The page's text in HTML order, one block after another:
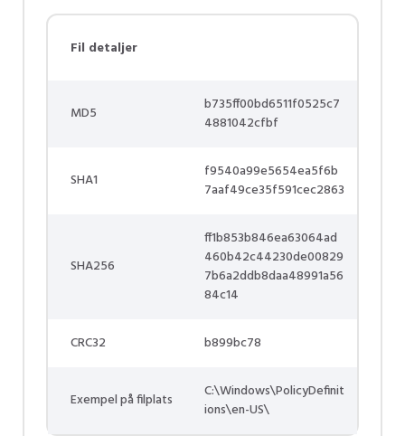
Fil detaljer
MD5
b735ff00bd6511f0525c7
4881042cfbf
SHA1
f9540a99e5654ea5f6b
7aaf49ce35f591cec2863
SHA256
ff1b853b846ea63064ad
460b42c44230de00829
7b6a2ddb8daa48991a56
84c14
CRC32 b899bc78
Exempel på filplats
C:\Windows\PolicyDefinit
ions\en-US\